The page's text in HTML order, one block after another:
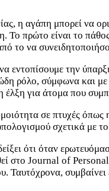
η αγάπη μπορεί να
Το πρώτο είναι το
το να
εντοπίσουμε την
ρόλο, σύμφωνα και
έλξη για άτομα που
σε πτυχές
σχετικά με
ότι όταν
στο Journal of
Ταυτόχρονα,